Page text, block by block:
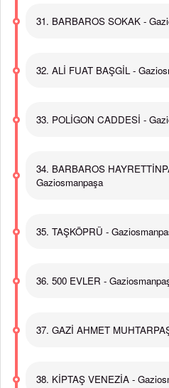
31. BARBAROS SOKAK -
32. ALİ FUAT BAŞGİL -
33. POLİGON CADDESİ -
34. BARBAROS
Gaziosmanpaşa
35. TAŞKÖPRÜ -
36. 500 EVLER -
37. GAZİ AHMET
38. KİPTAŞ VENEZİA -